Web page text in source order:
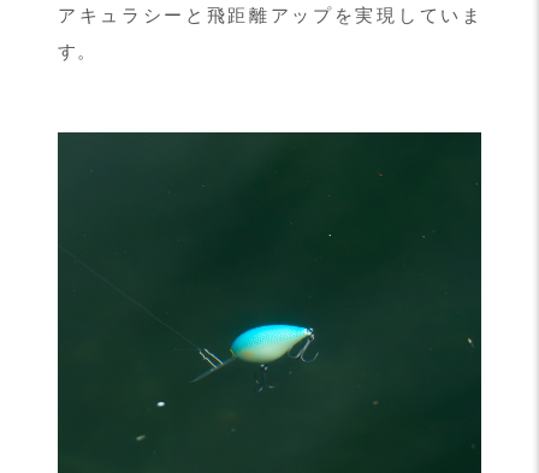
アキュラシーと飛距離アップを実現していま
す。